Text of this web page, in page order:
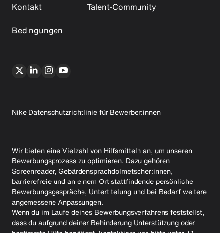
Kontakt
Talent-Community
Bedingungen
Nike Datenschutzrichtlinie für Bewerber:innen
Wir bieten eine Vielzahl von Hilfsmitteln an, um unseren
Bewerbungsprozess zu optimieren. Dazu gehören
Screenreader, Gebärdensprachdolmetscher:innen,
barrierefreie und an einem Ort stattfindende persönliche
Bewerbungsgespräche, Untertitelung und bei Bedarf weitere
angemessene Anpassungen.
Wenn du im Laufe deines Bewerbungsverfahrens feststellst,
dass du aufgrund deiner Behinderung Unterstützung oder